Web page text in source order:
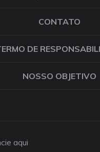
CONTATO
DE
NOSSO OBJETIVO
aqui